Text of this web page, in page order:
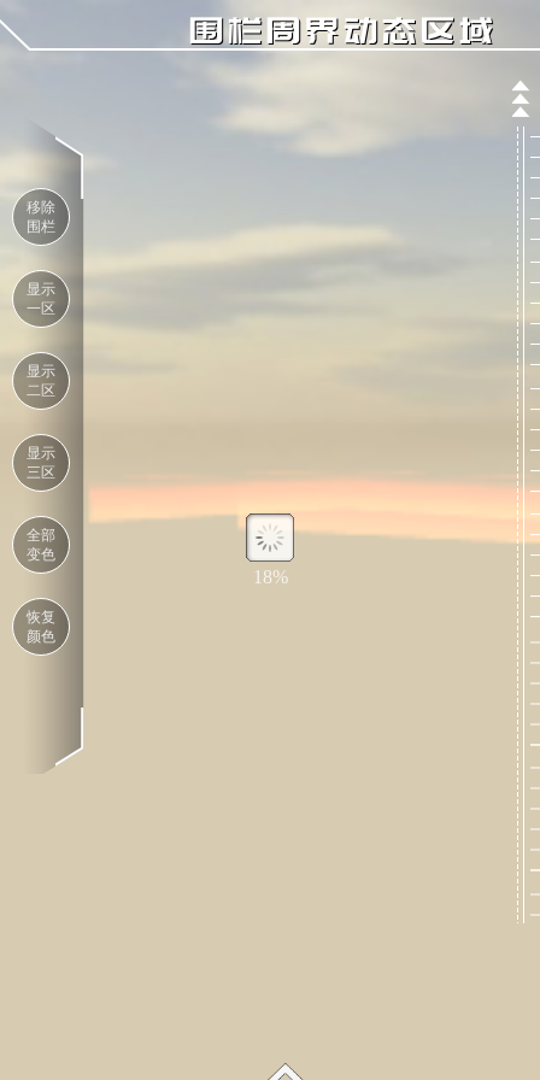
围栏周界动态区域
移除
围栏
显示
一区
显示
二区
显示
三区
全部
变色
恢复
颜色